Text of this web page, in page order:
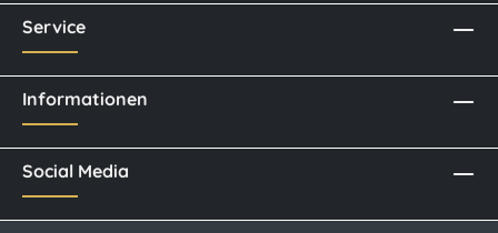
Social Media
Service
Informationen